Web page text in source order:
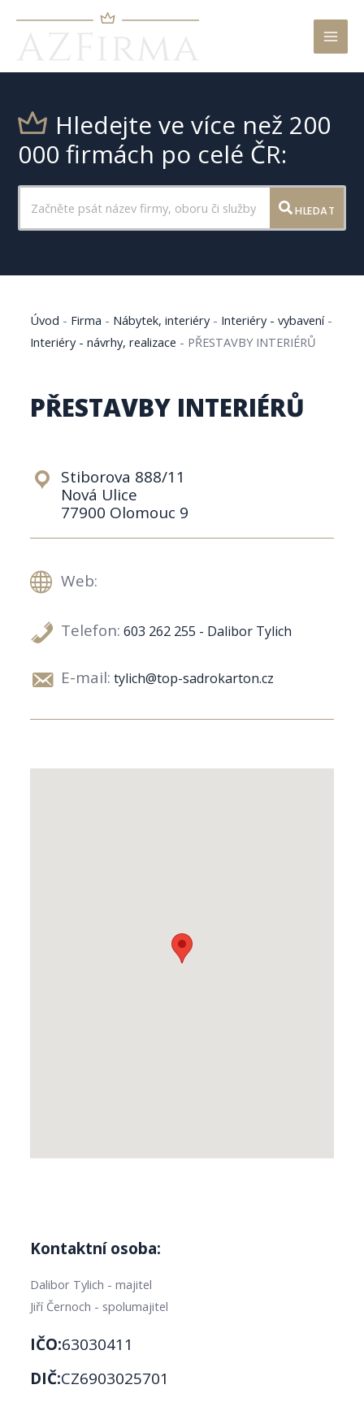
Hledejte ve více než 200
000 firmách po celé ČR:
HLEDAT
Úvod - Firma - Nábytek, interiéry- Interiéry - vybavení-
Interiéry - návrhy, realizace - PŘESTAVBY INTERIÉRŮ
PŘESTAVBY INTERIÉRŮ
Stiborova 888/11
Nová Ulice
77900 Olomouc 9
Web:
Telefon: 603 262 255 - Dalibor Tylich
E-mail: tylich@top-sadrokarton.cz
Kontaktní osoba:
Dalibor Tylich - majitel
Jiří Černoch - spolumajitel
IČO:63030411
DIČ:CZ6903025701